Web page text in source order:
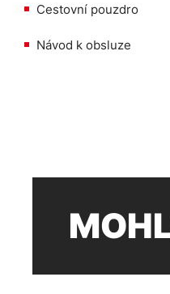
Cestovní pouzdro
Návod k obsluze